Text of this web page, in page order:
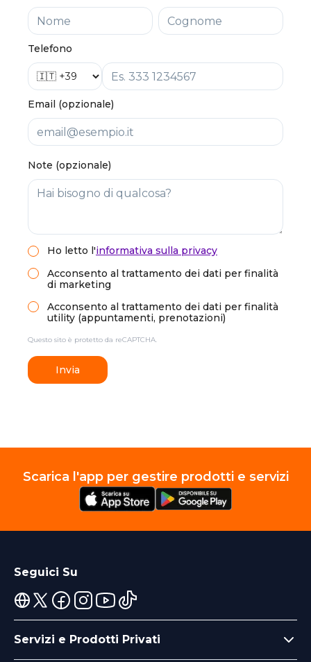
Telefono
Email (opzionale)
Note (opzionale)
Ho letto l'informativa sulla privacy
Acconsento al trattamento dei dati per finalità
di marketing
Acconsento al trattamento dei dati per finalità
utility (appuntamenti, prenotazioni)
Questo sito è protetto da reCAPTCHA.
Invia
Scarica l'app per gestire prodotti e servizi
Seguici Su
Servizi e Prodotti Privati